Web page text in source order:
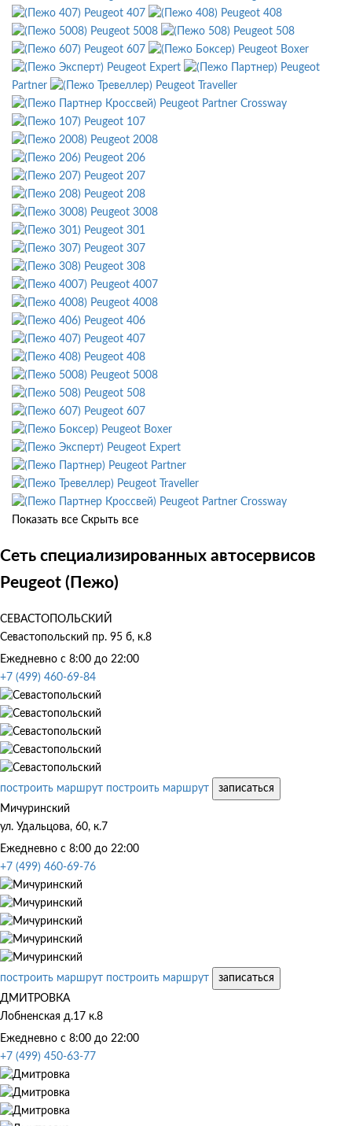
Peugeot 407
Peugeot 408
Peugeot 5008
Peugeot 508
Peugeot 607
Peugeot Boxer
Peugeot Expert
Peugeot
Partner
Peugeot Traveller
Peugeot Partner Crossway
Peugeot 107
Peugeot 2008
Peugeot 206
Peugeot 207
Peugeot 208
Peugeot 3008
Peugeot 301
Peugeot 307
Peugeot 308
Peugeot 4007
Peugeot 4008
Peugeot 406
Peugeot 407
Peugeot 408
Peugeot 5008
Peugeot 508
Peugeot 607
Peugeot Boxer
Peugeot Expert
Peugeot Partner
Peugeot Traveller
Peugeot Partner Crossway
Показать все Скрыть все
Сеть специализированных автосервисов
Peugeot (Пежо)
СЕВАСТОПОЛЬСКИЙ
Севастопольский пр. 95 б, к.8
Ежедневно с 8:00 до 22:00
+7 (499) 460-69-84
построить маршрут построить маршрут
записаться
Мичуринский
ул. Удальцова, 60, к.7
Ежедневно с 8:00 до 22:00
+7 (499) 460-69-76
построить маршрут построить маршрут
записаться
ДМИТРОВКА
Лобненская д.17 к.8
Ежедневно с 8:00 до 22:00
+7 (499) 450-63-77